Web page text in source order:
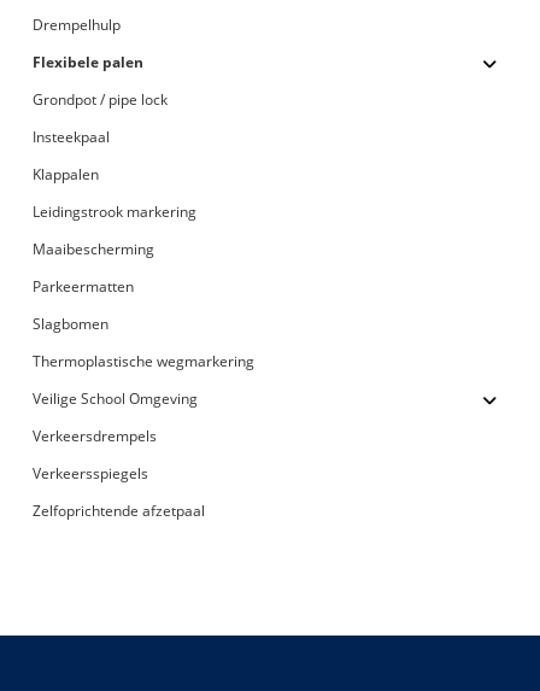
Drempelhulp
Flexibele palen
Grondpot / pipe lock
Insteekpaal
Klappalen
Leidingstrook markering
Maaibescherming
Parkeermatten
Slagbomen
Thermoplastische wegmarkering
Veilige School Omgeving
Verkeersdrempels
Verkeersspiegels
Zelfoprichtende afzetpaal